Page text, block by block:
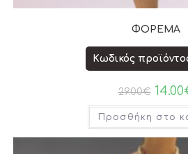
ΦΟΡΕΜΑ
Κωδικός
29.00€ 14.00
Προσθήκη στο